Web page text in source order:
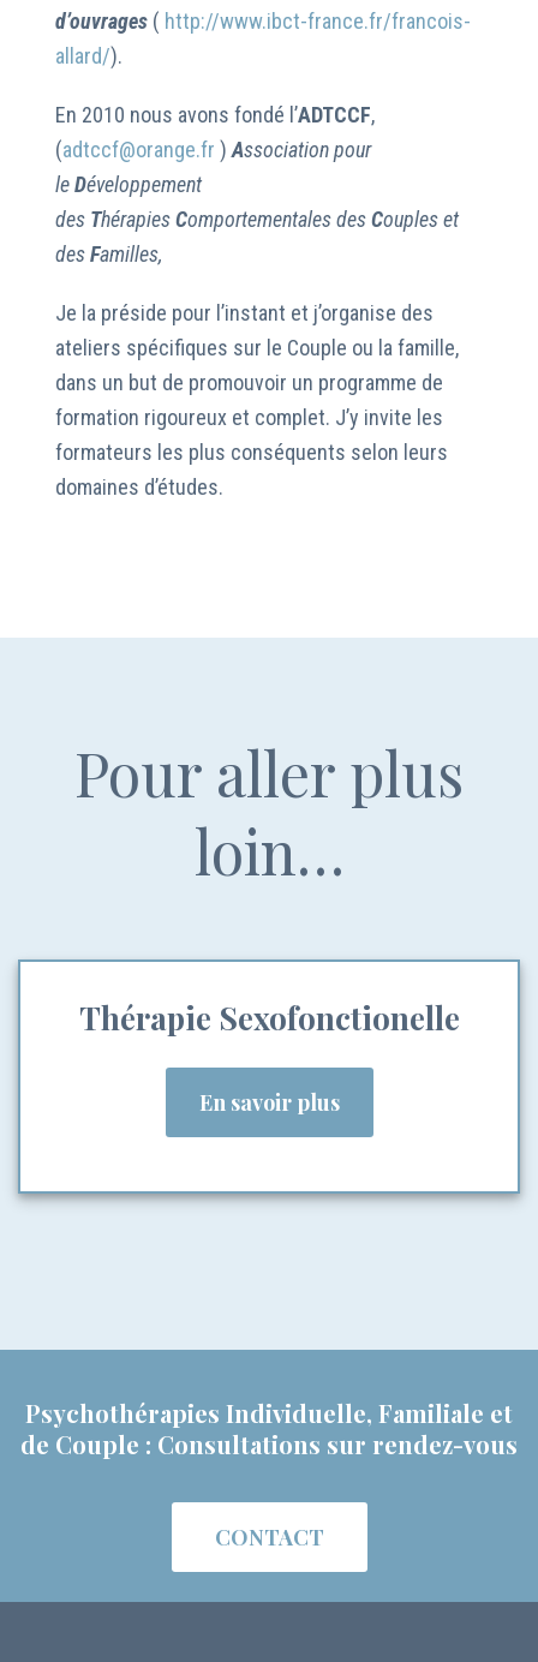
d’ouvrages ( http://www.ibct-france.fr/francois-
allard/).
En 2010 nous avons fondé l’ADTCCF,
(adtccf@orange.fr )Association pour
leDéveloppement
des ThérapiesComportementales desCouples et
desFamilles,
Je la préside pour l’instant et j’organise des
ateliers spécifiques sur le Couple ou la famille,
dans un but de promouvoir un programme de
formation rigoureux et complet. J’y invite les
formateurs les plus conséquents selon leurs
domaines d’études.
Pour aller plus
loin…
Thérapie Sexofonctionelle
En savoir plus
Psychothérapies Individuelle, Familiale et
de Couple : Consultations sur rendez-vous
CONTACT